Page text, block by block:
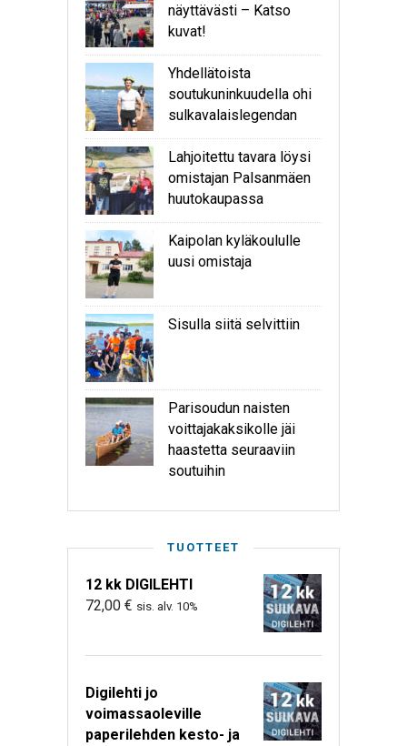
näyttävästi – Katso
kuvat!
Yhdellätoista
soutukuninkuudella ohi
sulkavalaislegendan
Lahjoitettu tavara löysi
omistajan Palsanmäen
huutokaupassa
Kaipolan kyläkoululle
uusi omistaja
Sisulla siitä selvittiin
Parisoudun naisten
voittajakaksikolle jäi
haastetta seuraaviin
soutuihin
TUOTTEET
12 kk DIGILEHTI
72,00 € sis. alv. 10%
Digilehti jo
voimassaoleville
paperilehden kesto- ja